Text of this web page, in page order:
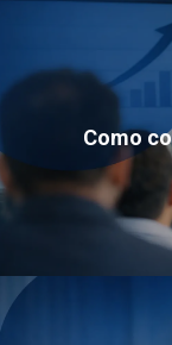
Como